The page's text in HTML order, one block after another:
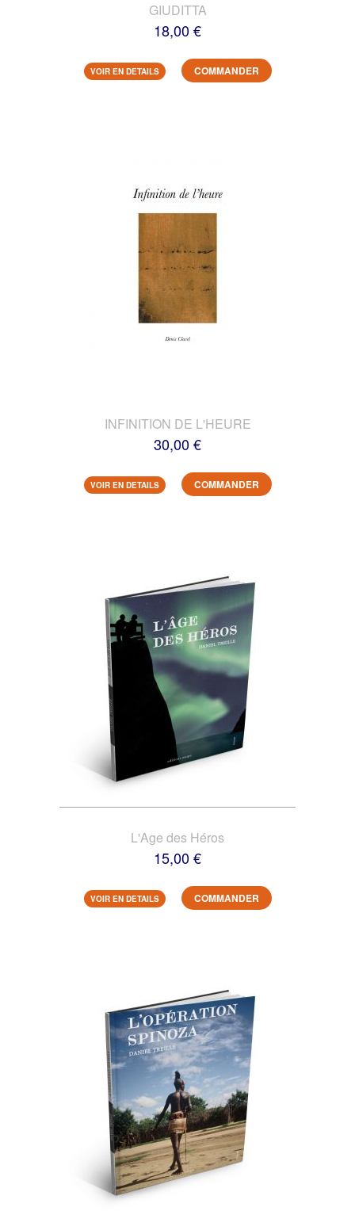
GIUDITTA
18,00 €
VOIR EN DETAILS COMMANDER
INFINITION DE L'HEURE
30,00 €
VOIR EN DETAILS COMMANDER
L'Age des Héros
15,00 €
VOIR EN DETAILS COMMANDER